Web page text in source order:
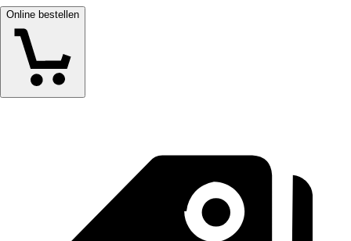
Online bestellen